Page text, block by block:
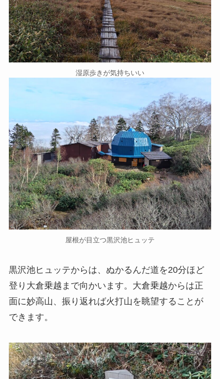
湿原歩きが気持ちいい
屋根が目立つ黒沢池ヒュッテ
黒沢池ヒュッテからは、ぬかるんだ道を20分ほど
登り大倉乗越まで向かいます。大倉乗越からは正
面に妙高山、振り返れば火打山を眺望することが
できます。